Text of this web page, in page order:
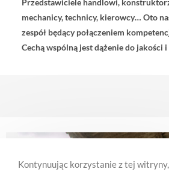
Przedstawiciele handlowi,
mechanicy, technicy, kierowcy… Oto
zespół będący połączeniem
Cechą wspólną jest dążenie do jakości
Kontynuując korzystanie z tej witryny,